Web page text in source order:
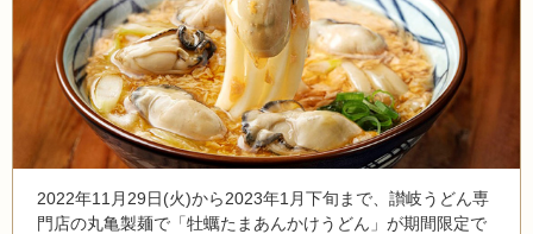
2022年11月29日(火)から2023年1月下旬まで、讃岐うどん専
門店の丸亀製麺で「牡蠣たまあんかけうどん」が期間限定で